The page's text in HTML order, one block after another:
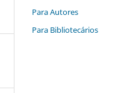
Para Autores
Para Bibliotecários